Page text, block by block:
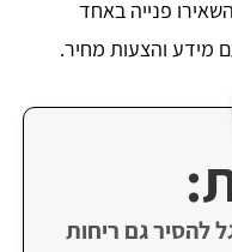
פנייה באחד
מידע והצעות מחיר.
להסיר גם ריחות